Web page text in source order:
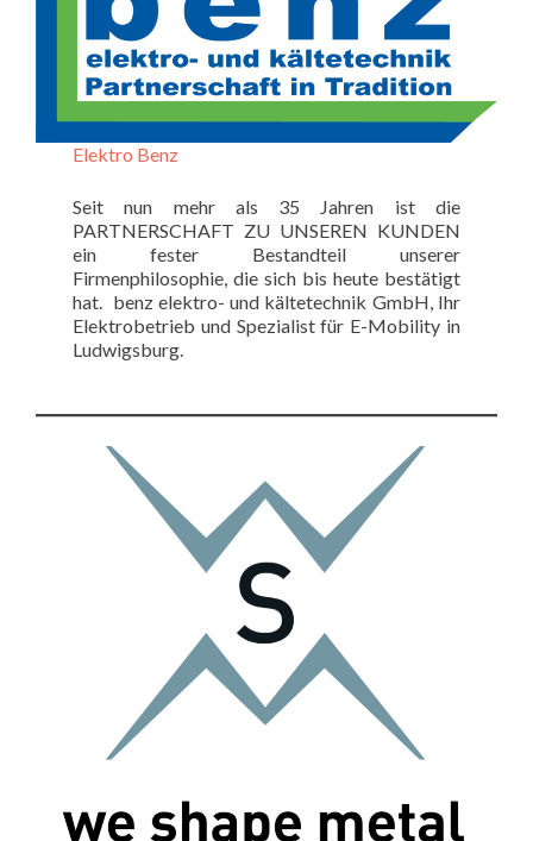
Elektro Benz
Seit nun mehr als 35 Jahren ist die
PARTNERSCHAFT ZU UNSEREN KUNDEN
ein fester Bestandteil unserer
Firmenphilosophie, die sich bis heute bestätigt
hat. benz elektro- und kältetechnik GmbH, Ihr
Elektrobetrieb und Spezialist für E-Mobility in
Ludwigsburg.